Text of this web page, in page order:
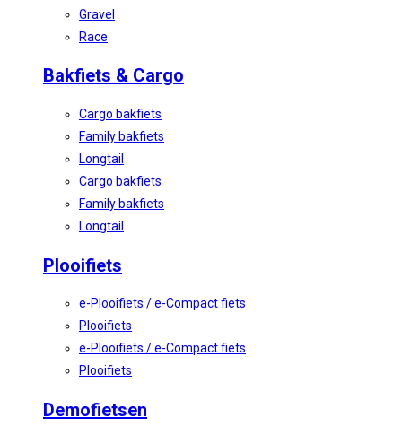
Gravel
Race
Bakfiets & Cargo
Cargo bakfiets
Family bakfiets
Longtail
Cargo bakfiets
Family bakfiets
Longtail
Plooifiets
e-Plooifiets / e-Compact fiets
Plooifiets
e-Plooifiets / e-Compact fiets
Plooifiets
Demofietsen